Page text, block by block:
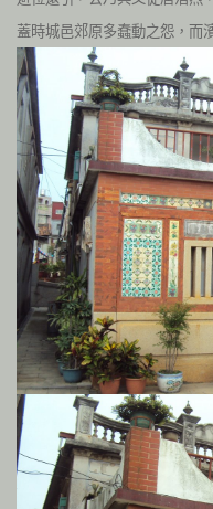
蓋時城邑郊原多蠢動之怨，而